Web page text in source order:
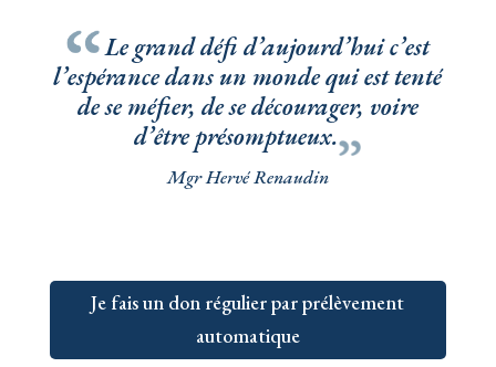
Le grand défi d’aujourd’hui c’est
l’espérance dans un monde qui est tenté
de se méfier, de se décourager, voire
d’être présomptueux.
Mgr Hervé Renaudin
Je fais un don régulier par prélèvement
automatique